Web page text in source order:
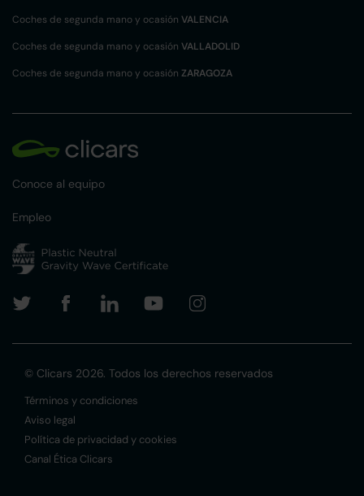
Coches de segunda mano y ocasión VALENCIA
Coches de segunda mano y ocasión VALLADOLID
Coches de segunda mano y ocasión ZARAGOZA
Conoce al equipo
Empleo
© Clicars 2026. Todos los derechos reservados
Términos y condiciones
Aviso legal
Política de privacidad y cookies
Canal Ética Clicars